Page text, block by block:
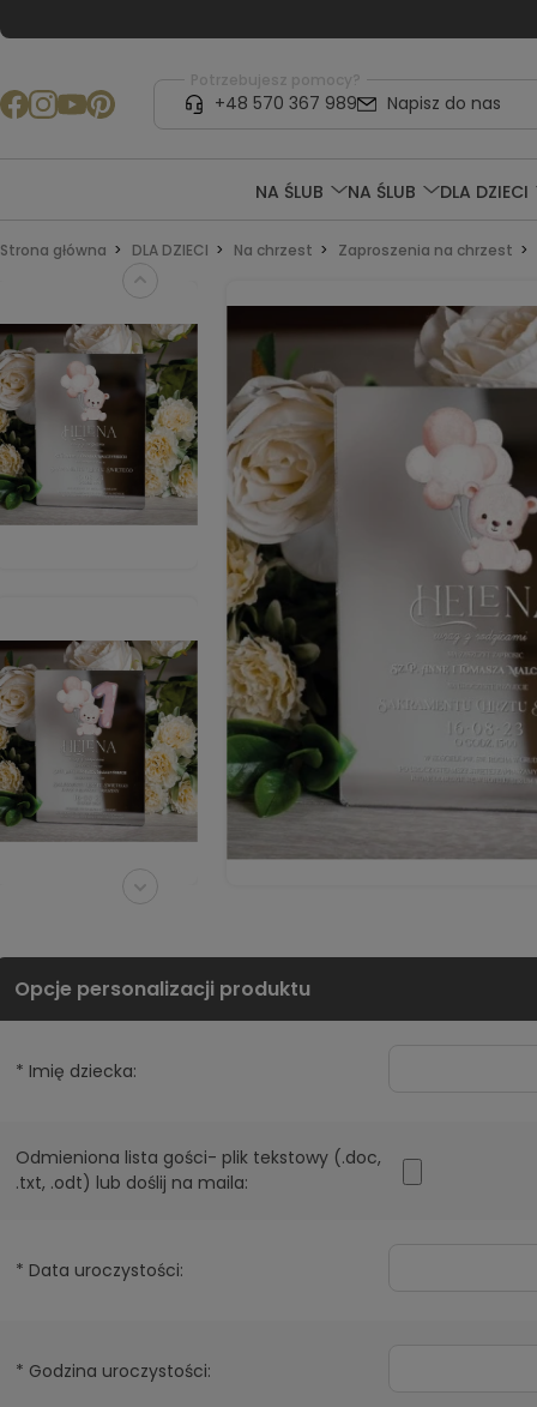
Potrzebujesz pomocy?
+48 570 367 989 Napisz do nas
NA ŚLUB NA ŚLUB DLA DZIECI
Strona główna DLA DZIECI Na chrzest Zaproszenia na chrzest
* Imię dziecka:
Odmieniona lista gości- plik tekstowy (.doc,
.txt, .odt) lub doślij na maila:
* Data uroczystości:
* Godzina uroczystości: